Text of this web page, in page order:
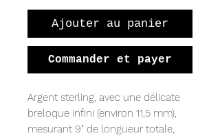
Ajouter au panier
Commander et payer
Argent sterling, avec une délicate
breloque infini (environ 11,5 mm),
mesurant 9" de longueur totale,